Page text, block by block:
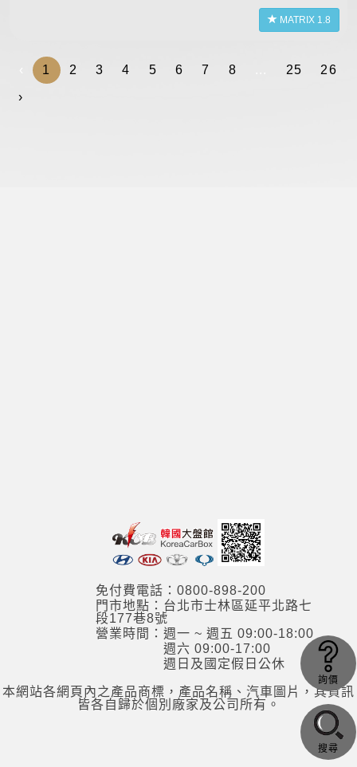
MATRIX 1.8
1 2 3 4 5 6 7 8 25
26
›
免付費電話：0800-898-200
門市地點：台北市士林區延平北路七
段177巷8號
營業時間：週一 ~ 週五 09:00-18:00
週六 09:00-17:00
週日及國定假日公休
本網站各網頁內之產品商標，產品名稱、汽車圖片，其資訊
皆各自歸於個別廠家及公司所有。
詢價
搜尋